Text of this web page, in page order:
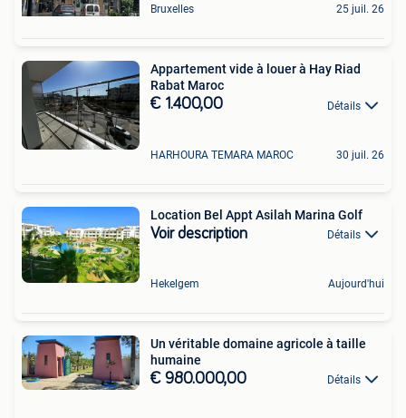
Bruxelles 25 juil. 26
Appartement vide à louer à Hay Riad
Rabat Maroc
€ 1.400,00 Détails
HARHOURA TEMARA MAROC 30 juil. 26
Location Bel Appt Asilah Marina Golf
Voir description Détails
Hekelgem Aujourd'hui
Un véritable domaine agricole à taille
humaine
€ 980.000,00 Détails